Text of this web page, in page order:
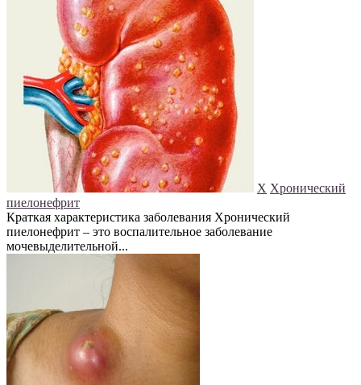
Х Хронический
пиелонефрит
Краткая характеристика заболевания Хронический
пиелонефрит – это воспалительное заболевание
мочевыделительной...